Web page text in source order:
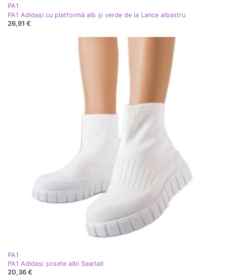
PA1
PA1 Adidași cu platformă alb și verde de la Lance albastru
26,91 €
PA1
PA1 Adidași șosete albi Searlait
20,36 €